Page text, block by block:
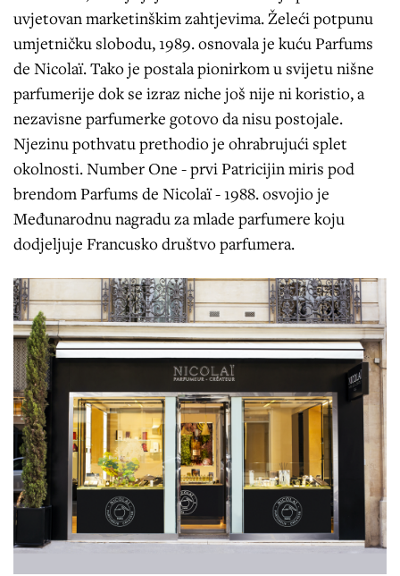
uvjetovan marketinškim zahtjevima. Želeći potpunu
umjetničku slobodu, 1989. osnovala je kuću Parfums
de Nicolaï. Tako je postala pionirkom u svijetu nišne
parfumerije dok se izraz niche još nije ni koristio, a
nezavisne parfumerke gotovo da nisu postojale.
Njezinu pothvatu prethodio je ohrabrujući splet
okolnosti. Number One - prvi Patricijin miris pod
brendom Parfums de Nicolaï - 1988. osvojio je
Međunarodnu nagradu za mlade parfumere koju
dodjeljuje Francusko društvo parfumera.